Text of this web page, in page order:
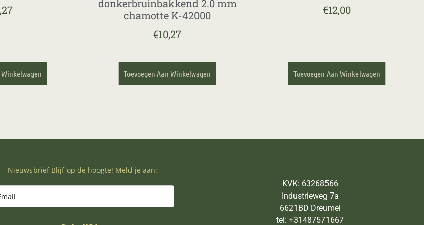
Winkelwagen
donkerbruinbakkend 2.0 mm
chamotte K-42000
€10,27
Toevoegen Aan Winkelwagen
€12,00
Toevoegen Aan Winkelwagen
Nieuwsbrief Blijf op de hoogte! Meld je aan:
KVK: 63268566
Industrieweg 7a
6621BD Dreumel
tel: +31487571667